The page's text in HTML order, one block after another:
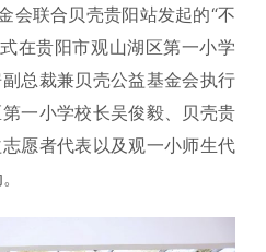
会联合贝壳贵阳站发起的“不
在贵阳市观山湖区第一小学
总裁兼贝壳公益基金会执行
一小学校长吴俊毅、贝壳贵
愿者代表以及观一小师生代